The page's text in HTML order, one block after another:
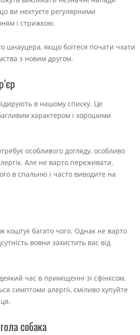
ви нехтуєте регулярними
і стрижкою.
шнауцера, якщо боїтеся почати чхати
з новим другом.
в нашому списку. Це
характером і хорошими
особливого догляду, особливо
Але не варто переживати,
в спальню і часто виводите на
коштує багато чого. Однак не варто
вовни захистить вас від
час в приміщенні зі сфінксом,
симптоми алергії, сміливо купуйте
собака